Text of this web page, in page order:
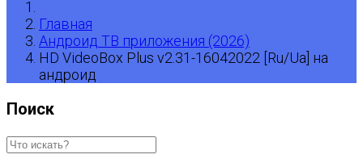
Главная
Андроид ТВ приложения (2026)
HD VideoBox Plus v2.31-16042022 [Ru/Ua] на
андроид
Поиск